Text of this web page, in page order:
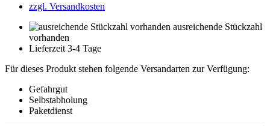
zzgl. Versandkosten
ausreichende Stückzahl
vorhanden
Lieferzeit 3-4 Tage
Für dieses Produkt stehen folgende Versandarten zur Verfügung:
Gefahrgut
Selbstabholung
Paketdienst